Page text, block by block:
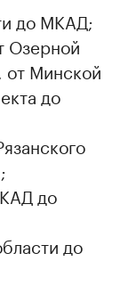
до МКАД;
Озерной
от Минской
до
до
до